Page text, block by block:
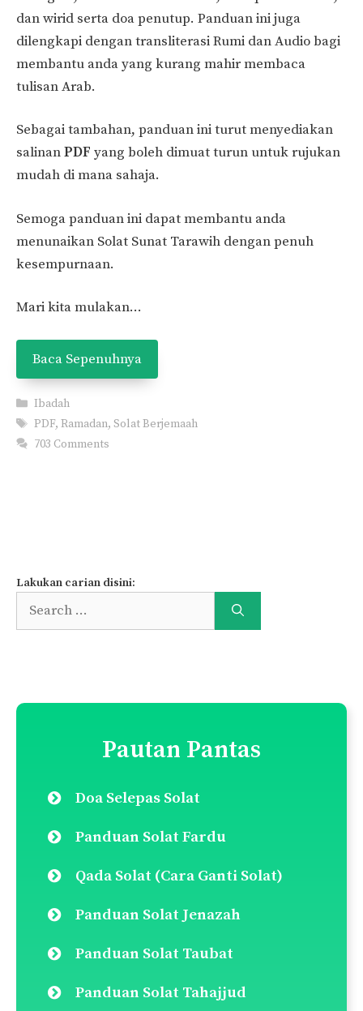
dan wirid serta doa penutup. Panduan ini juga
dilengkapi dengan transliterasi Rumi dan Audio bagi
membantu anda yang kurang mahir membaca
tulisan Arab.
Sebagai tambahan, panduan ini turut menyediakan
salinanPDF yang boleh dimuat turun untuk rujukan
mudah di mana sahaja.
Semoga panduan ini dapat membantu anda
menunaikan Solat Sunat Tarawih dengan penuh
kesempurnaan.
Mari kita mulakan…
Baca Sepenuhnya
Categories
Ibadah
Tags
PDF,Ramadan, Solat Berjemaah
703 Comments
Lakukan carian disini:
Search
for:
Pautan Pantas
Doa Selepas Solat
Panduan Solat Fardu
Qada Solat (Cara Ganti Solat)
Panduan Solat Jenazah
Panduan Solat Taubat
Panduan Solat Tahajjud